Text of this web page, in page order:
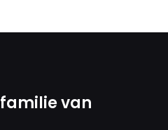
praten, dat deze in de
moet remmen en met Piastri
van